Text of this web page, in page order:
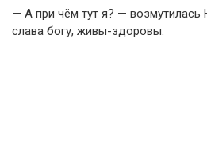
— А при чём тут я? — возмутилась
слава богу, живы-здоровы.